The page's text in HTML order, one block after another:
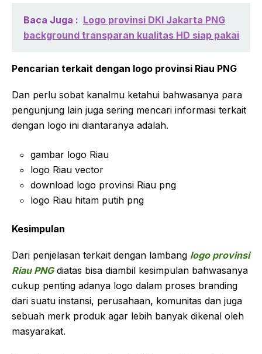
Baca Juga : Logo provinsi DKI Jakarta PNG
background transparan kualitas HD siap pakai
Pencarian terkait dengan logo provinsi Riau PNG
Dan perlu sobat kanalmu ketahui bahwasanya para
pengunjung lain juga sering mencari informasi terkait
dengan logo ini diantaranya adalah.
gambar logo Riau
logo Riau vector
download logo provinsi Riau png
logo Riau hitam putih png
Kesimpulan
Dari penjelasan terkait dengan lambang logo provinsi
Riau PNGdiatas bisa diambil kesimpulan bahwasanya
cukup penting adanya logo dalam proses branding
dari suatu instansi, perusahaan, komunitas dan juga
sebuah merk produk agar lebih banyak dikenal oleh
masyarakat.